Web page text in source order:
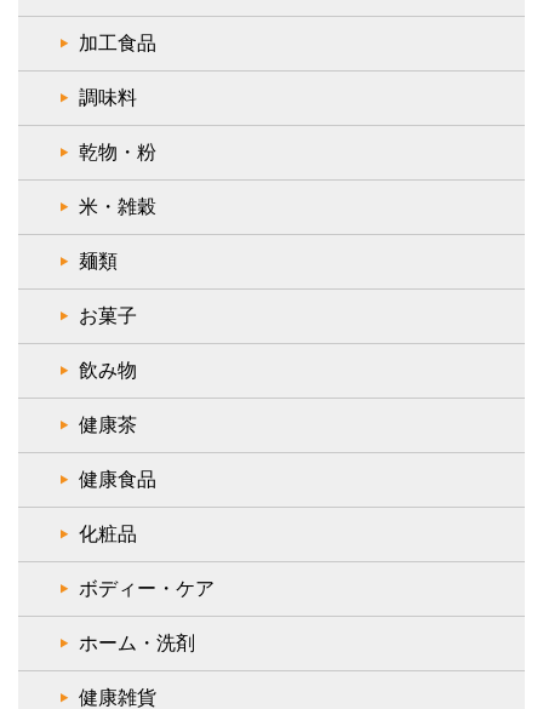
加工食品
調味料
乾物・粉
米・雑穀
麺類
お菓子
飲み物
健康茶
健康食品
化粧品
ボディー・ケア
ホーム・洗剤
健康雑貨